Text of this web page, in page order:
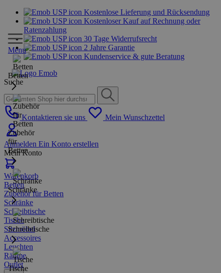
Kostenlose Lieferung und Rücksendung
Kostenloser Kauf auf Rechnung oder
Ratenzahlung
30 Tage Widerrufsrecht
2 Jahre Garantie
Kundenservice & gute Beratung
Suche
Kontaktieren sie uns Mein Wunschzettel
Anmelden Ein Konto erstellen
Mein Konto
Warenkorb
Menu
Betten
Zubehör
für
Betten
Schränke
Schreibtische
Tische
Betten
Zubehör für Betten
Schränke
Schreibtische
Tische
Sitzmöbel
Accessoires
Leuchten
Räume
Outlet